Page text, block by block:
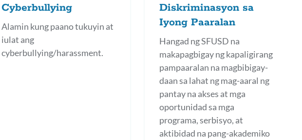
Cyberbullying
Alamin kung paano tukuyin at
iulat ang
cyberbullying/harassment.
Diskriminasyon sa
Iyong Paaralan
Hangad ng SFUSD na
makapagbigay ng kapaligirang
pampaaralan na magbibigay-
daan sa lahat ng mag-aaral ng
pantay na akses at mga
oportunidad sa mga
programa, serbisyo, at
aktibidad na pang-akademiko